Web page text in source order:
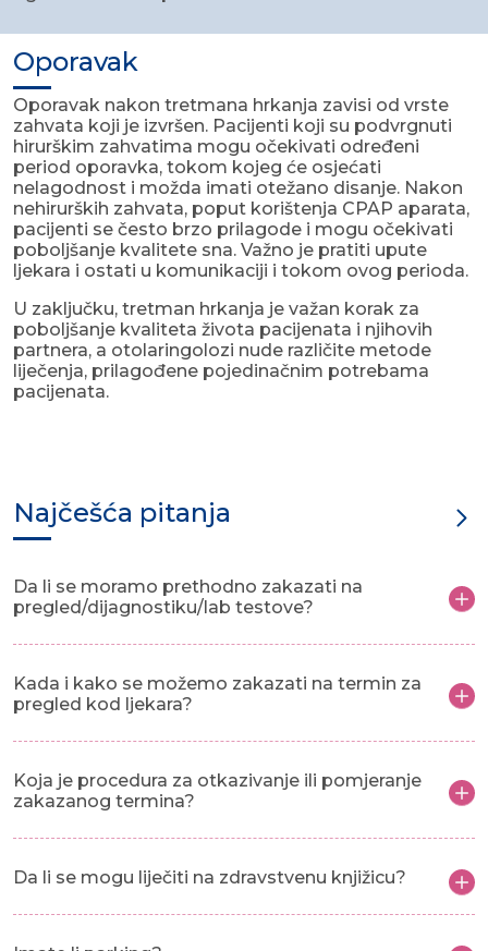
Oporavak
Oporavak nakon tretmana hrkanja zavisi od vrste
zahvata koji je izvršen. Pacijenti koji su podvrgnuti
hirurškim zahvatima mogu očekivati određeni
period oporavka, tokom kojeg će osjećati
nelagodnost i možda imati otežano disanje. Nakon
nehirurških zahvata, poput korištenja CPAP aparata,
pacijenti se često brzo prilagode i mogu očekivati
poboljšanje kvalitete sna. Važno je pratiti upute
ljekara i ostati u komunikaciji i tokom ovog perioda.
U zaključku, tretman hrkanja je važan korak za
poboljšanje kvaliteta života pacijenata i njihovih
partnera, a otolaringolozi nude različite metode
liječenja, prilagođene pojedinačnim potrebama
pacijenata.
Najčešća pitanja
Da li se moramo prethodno zakazati na
pregled/dijagnostiku/lab testove?
Kada i kako se možemo zakazati na termin za
pregled kod ljekara?
Koja je procedura za otkazivanje ili pomjeranje
zakazanog termina?
Da li se mogu liječiti na zdravstvenu knjižicu?